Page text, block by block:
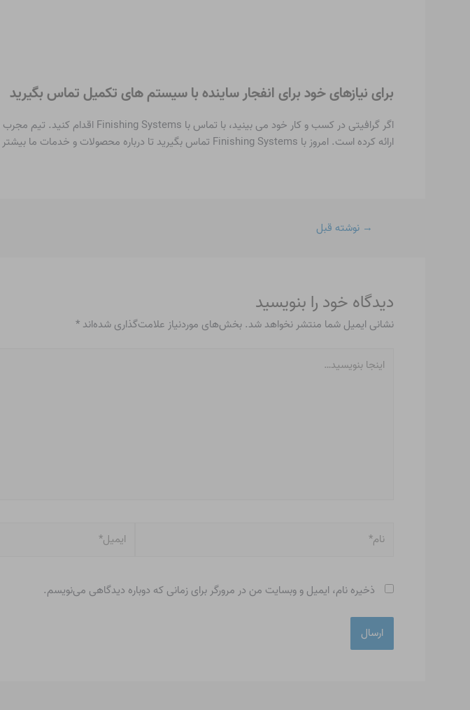
برای نیازهای خود برای انفجار ساینده با سیستم های تکمیل تماس بگیرید
ارائه کرده است. امروز با Finishing Systems تماس بگیرید تا درباره محصولات و خدمات ما بیشتر بدانید!
→ نوشته قبل
دیدگاه‌ خود را بنویسید
نشانی ایمیل شما منتشر نخواهد شد. بخش‌های موردنیاز علامت‌گذاری شده‌اند*
بنویسید…
ذخیره نام، ایمیل و وبسایت من در مرورگر برای زمانی که دوباره دیدگاهی می‌نویسم.